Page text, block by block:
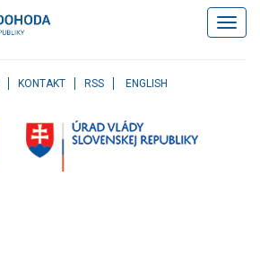
KONTAKT RSS ENGLISH